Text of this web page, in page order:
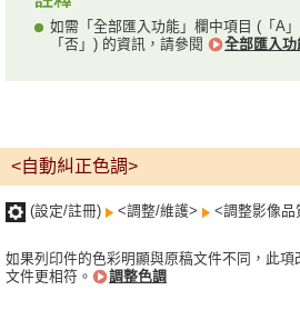
如需「全部匯入功能」欄中項目 (「A
「否」) 的資訊，請參閱
全部匯入功
<自動糾正色調>
(設定/註冊) <調整/維護> <調整影像品
如果列印件的色彩明顯與原稿文件不同，此
文件更相符。
調整色調